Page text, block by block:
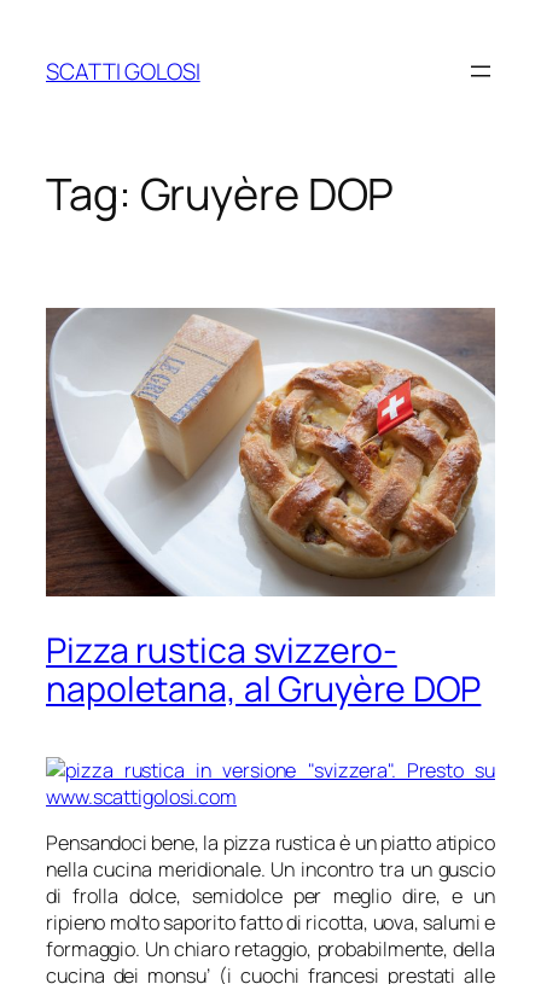
contenuto
SCATTI GOLOSI
Tag: Gruyère DOP
Pizza rustica svizzero-
napoletana, al Gruyère DOP
Pensandoci bene, la pizza rustica è un piatto atipico
nella cucina meridionale. Un incontro tra un guscio
di frolla dolce, semidolce per meglio dire, e un
ripieno molto saporito fatto di ricotta, uova, salumi e
formaggio. Un chiaro retaggio, probabilmente, della
cucina dei monsu’ (i cuochi francesi prestati alle